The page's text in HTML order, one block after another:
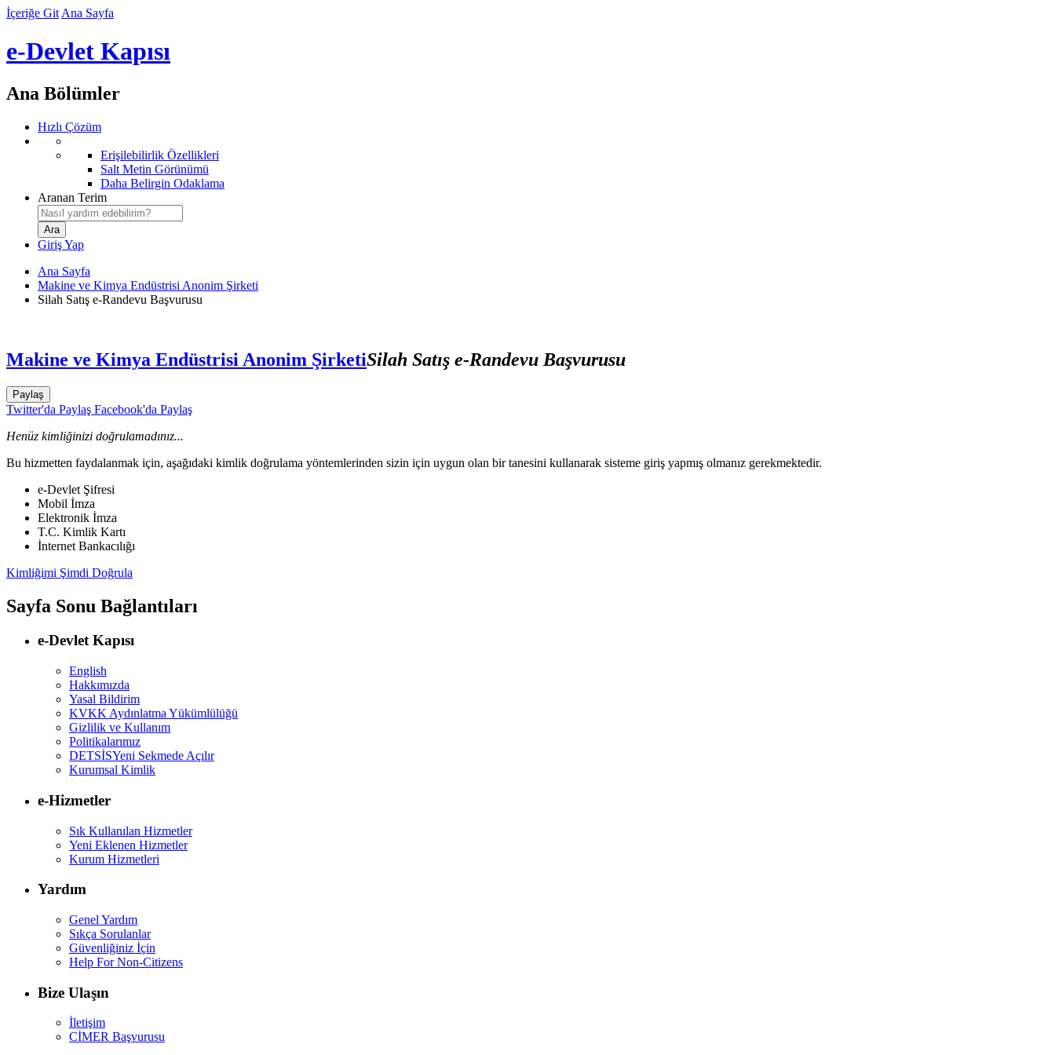
İçeriğe Git Ana Sayfa
e-Devlet Kapısı
Ana Bölümler
Hızlı Çözüm
Erişilebilirlik Özellikleri
Salt Metin Görünümü
Daha Belirgin Odaklama
Aranan Terim
Giriş Yap
Ana Sayfa
Makine ve Kimya Endüstrisi Anonim Şirketi
Silah Satış e-Randevu Başvurusu
Makine ve Kimya Endüstrisi Anonim ŞirketiSilah Satış e-Randevu Başvurusu
Paylaş
Twitter'da Paylaş Facebook'da Paylaş
Henüz kimliğinizi doğrulamadınız...
Bu hizmetten faydalanmak için, aşağıdaki kimlik doğrulama yöntemlerinden sizin için uygun olan bir tanesini kullanarak sisteme giriş yapmış olmanız gerekmektedir.
e-Devlet Şifresi
Mobil İmza
Elektronik İmza
T.C. Kimlik Kartı
İnternet Bankacılığı
Kimliğimi Şimdi Doğrula
Sayfa Sonu Bağlantıları
e-Devlet Kapısı
English
Hakkımızda
Yasal Bildirim
KVKK Aydınlatma Yükümlülüğü
Gizlilik ve Kullanım
Politikalarımız
DETSİSYeni Sekmede Açılır
Kurumsal Kimlik
e-Hizmetler
Sık Kullanılan Hizmetler
Yeni Eklenen Hizmetler
Kurum Hizmetleri
Yardım
Genel Yardım
Sıkça Sorulanlar
Güvenliğiniz İçin
Help For Non-Citizens
Bize Ulaşın
İletişim
CİMER Başvurusu